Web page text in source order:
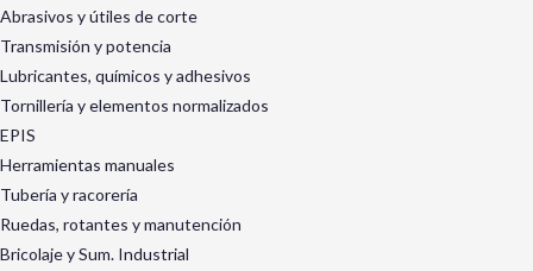
Abrasivos y útiles de corte
Transmisión y potencia
Lubricantes, químicos y adhesivos
Tornillería y elementos normalizados
EPIS
Herramientas manuales
Tubería y racorería
Ruedas, rotantes y manutención
Bricolaje y Sum. Industrial